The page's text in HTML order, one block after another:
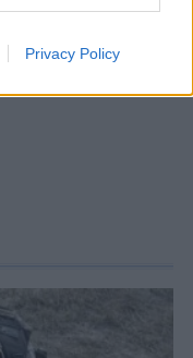
Privacy Policy